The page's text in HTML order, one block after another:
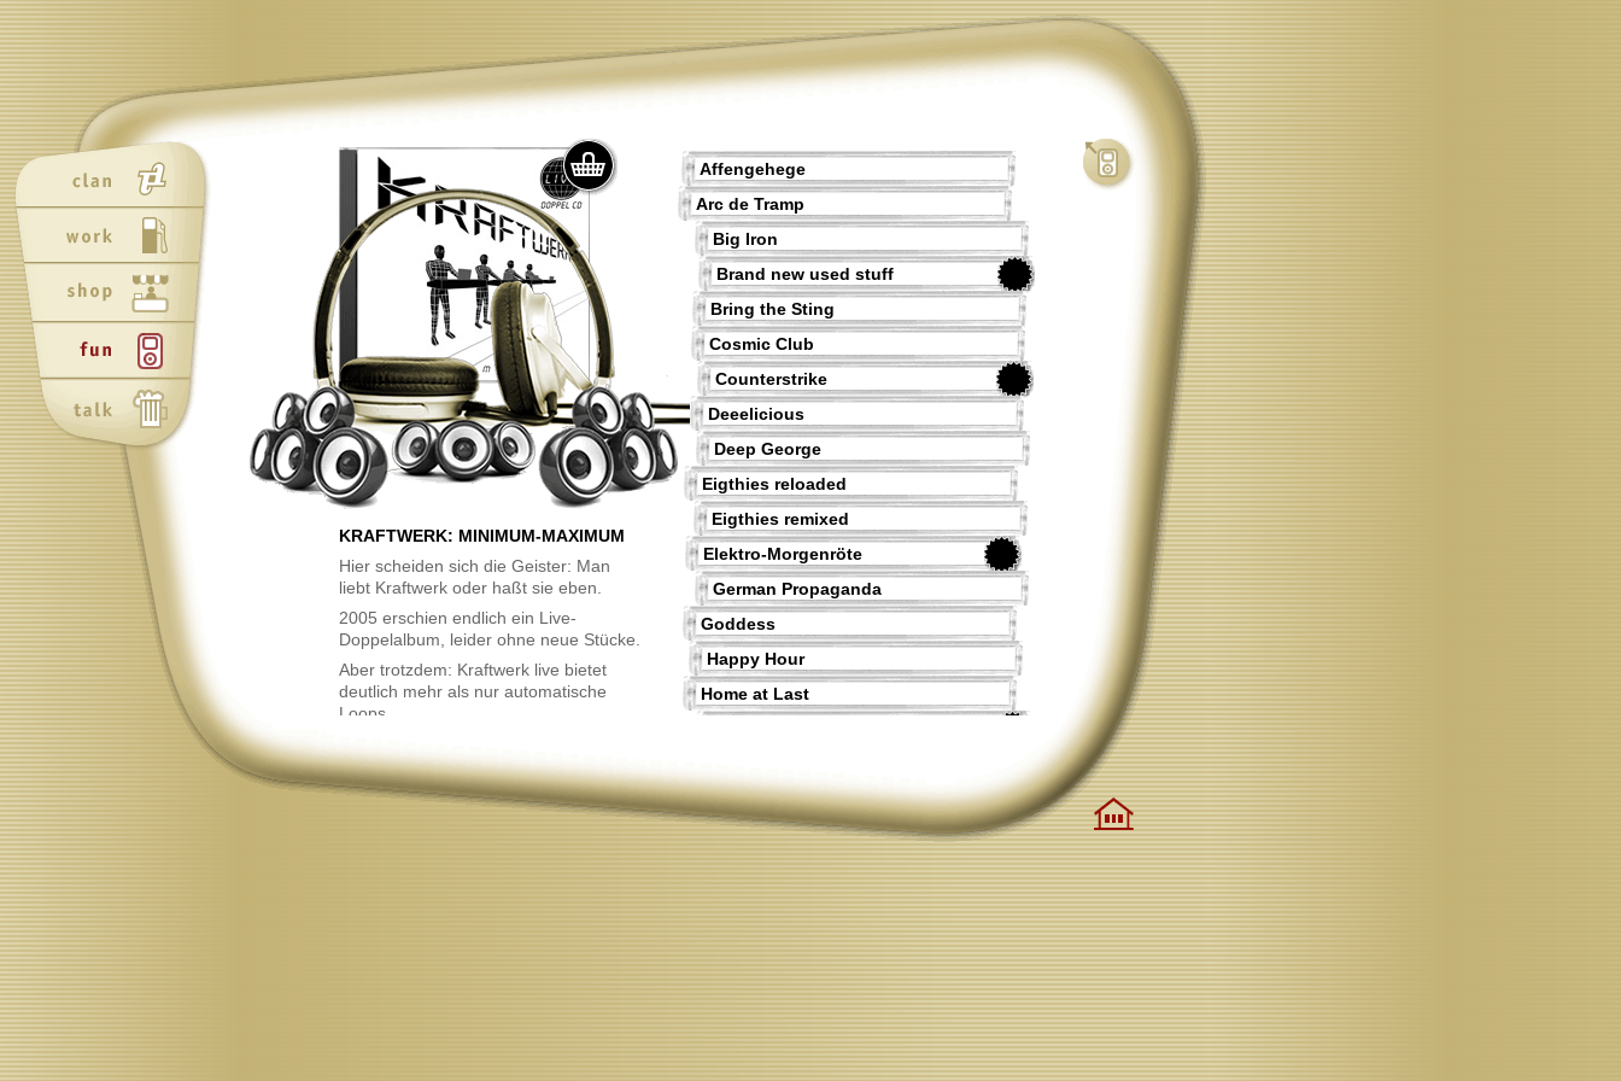
Affengehege
Arc de Tramp
Big Iron
Brand new used stuff
Neu
Bring the Sting
Cosmic Club
Counterstrike
Neu
Deeelicious
Deep George
Eigthies reloaded
Eigthies remixed
Elektro-Morgenröte
Neu
German Propaganda
Goddess
Happy Hour
Home at Last
Livewerk
Mr. Klum comes again
My Name is Arnold
Orbital Classics
KRAFTWERK: MINIMUM-MAXIMUM
Hier scheiden sich die Geister: Man
liebt Kraftwerk oder haßt sie eben.
2005 erschien endlich ein Live-
Doppelalbum, leider ohne neue Stücke.
Aber trotzdem: Kraftwerk live bietet
deutlich mehr als nur automatische
Loops.
Alles
auf
Anfang